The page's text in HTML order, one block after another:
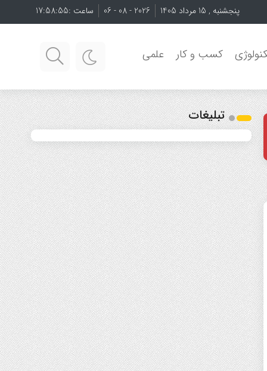
پنجشنبه , 15 مرداد 1405 2026 - 08 - 06 ساعت :17:58:56
کسب و کار علمی
تبلیغات